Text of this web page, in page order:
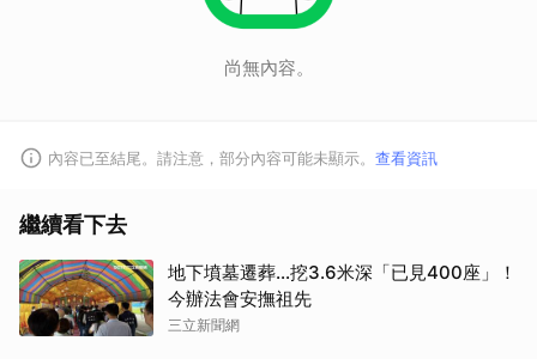
尚無內容。
內容已至結尾。請注意，部分內容可能未顯示。 查看資訊
繼續看下去
地下墳墓遷葬…挖3.6米深「已見400座」！
今辦法會安撫祖先
三立新聞網